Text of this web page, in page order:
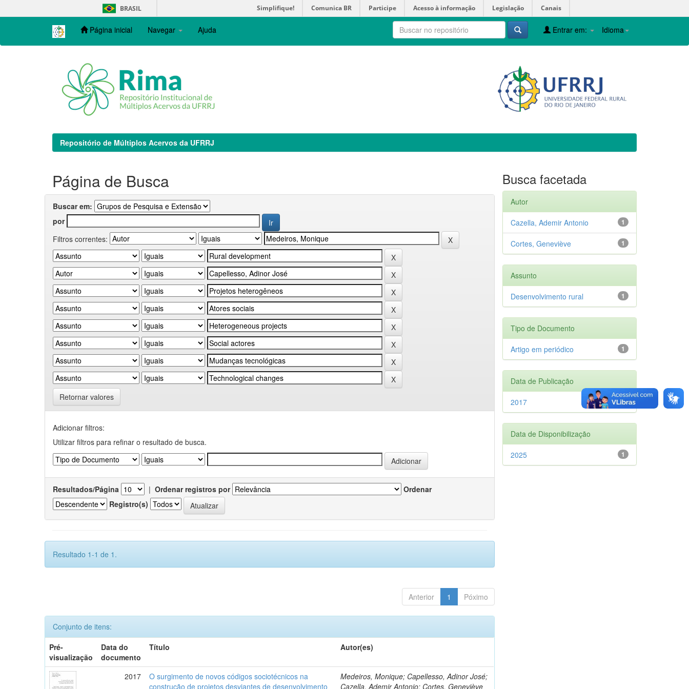
navigation
BRASIL Simplifique! Comunica BR Participe Acesso à informação Legislação Canais
Página inicial Navegar Ajuda Idioma
Entrar em:
Repositório de Múltiplos Acervos da UFRRJ
Página de Busca
Buscar em:
por
Filtros correntes:
Retornar valores
Adicionar filtros:
Utilizar filtros para refinar o resultado de busca.
Resultados/Página | Ordenar registros por
Ordenar
Registro(s)
Resultado 1-1 de 1.
Anterior 1 Póximo
Conjunto de itens:
Pré-
visualização
Data do
documento
Título Autor(es)
2017
O surgimento de novos códigos sociotécnicos na
construção de projetos desviantes de desenvolvimento
Medeiros, Monique; Capellesso, Adinor José;
Cazella, Ademir Antonio; Cortes, Geneviève
Busca facetada
Autor
1
Cazella, Ademir Antonio
1
Cortes, Geneviève
Assunto
1
Desenvolvimento rural
Tipo de Documento
1
Artigo em periódico
Data de Publicação
1
2017
Data de Disponibilização
1
2025